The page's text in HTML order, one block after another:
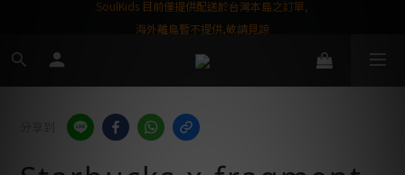
屬購物金❤️
SoulKids 目前僅提供配送於台灣本島之訂單,
海外離島暫不提供,敬請見諒